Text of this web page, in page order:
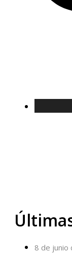
8 de junio